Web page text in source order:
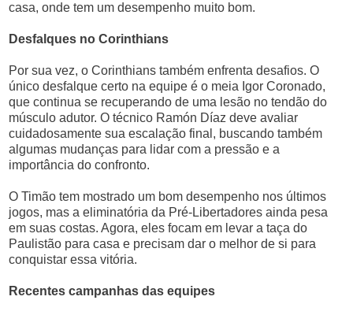
casa, onde tem um desempenho muito bom.
Desfalques no Corinthians
Por sua vez, o Corinthians também enfrenta desafios. O
único desfalque certo na equipe é o meia Igor Coronado,
que continua se recuperando de uma lesão no tendão do
músculo adutor. O técnico Ramón Díaz deve avaliar
cuidadosamente sua escalação final, buscando também
algumas mudanças para lidar com a pressão e a
importância do confronto.
O Timão tem mostrado um bom desempenho nos últimos
jogos, mas a eliminatória da Pré-Libertadores ainda pesa
em suas costas. Agora, eles focam em levar a taça do
Paulistão para casa e precisam dar o melhor de si para
conquistar essa vitória.
Recentes campanhas das equipes